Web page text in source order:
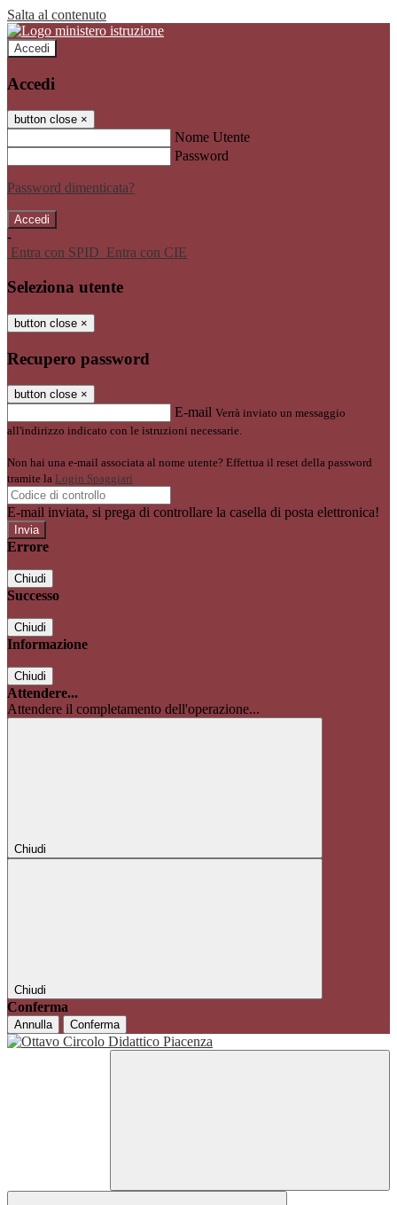
Salta al contenuto
Accedi
Accedi
button close ×
Nome Utente
Password
Password dimenticata?
-
Entra con SPID Entra con CIE
Seleziona utente
button close ×
Recupero password
button close ×
E-mail Verrà inviato un messaggio
all'indirizzo indicato con le istruzioni necessarie.
Non hai una e-mail associata al nome utente? Effettua il reset della password
tramite la Login Spaggiari
E-mail inviata, si prega di controllare la casella di posta elettronica!
Errore
Chiudi
Successo
Chiudi
Informazione
Chiudi
Attendere...
Attendere il completamento dell'operazione...
Chiudi
Chiudi
Conferma
Annulla Conferma